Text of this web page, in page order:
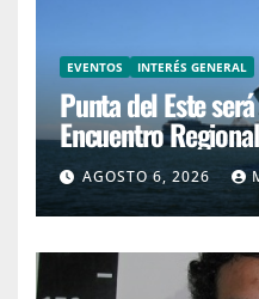
EVENTOS INTERÉS GENERAL
Punta del Este
Encuentro
AGOSTO 6, 2026